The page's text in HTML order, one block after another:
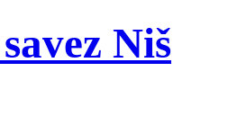
Niš